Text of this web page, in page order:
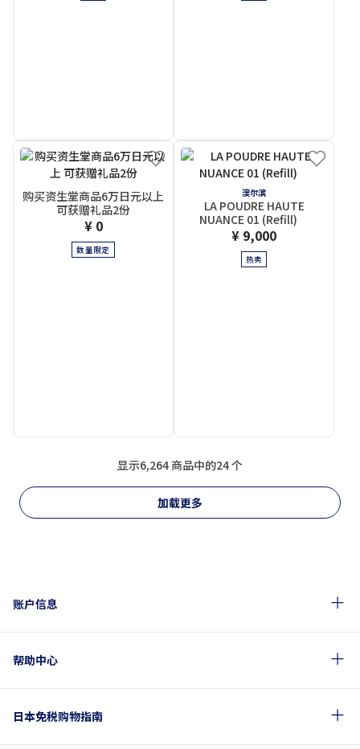
购买资生堂商品6万日元以上
可获赠礼品2份
¥ 0
数量限定
澳尔滨
LA POUDRE HAUTE
NUANCE 01 (Refill)
¥ 9,000
热卖
显示6,264 商品中的24 个
加载更多
账户信息
帮助中心
日本免税购物指南